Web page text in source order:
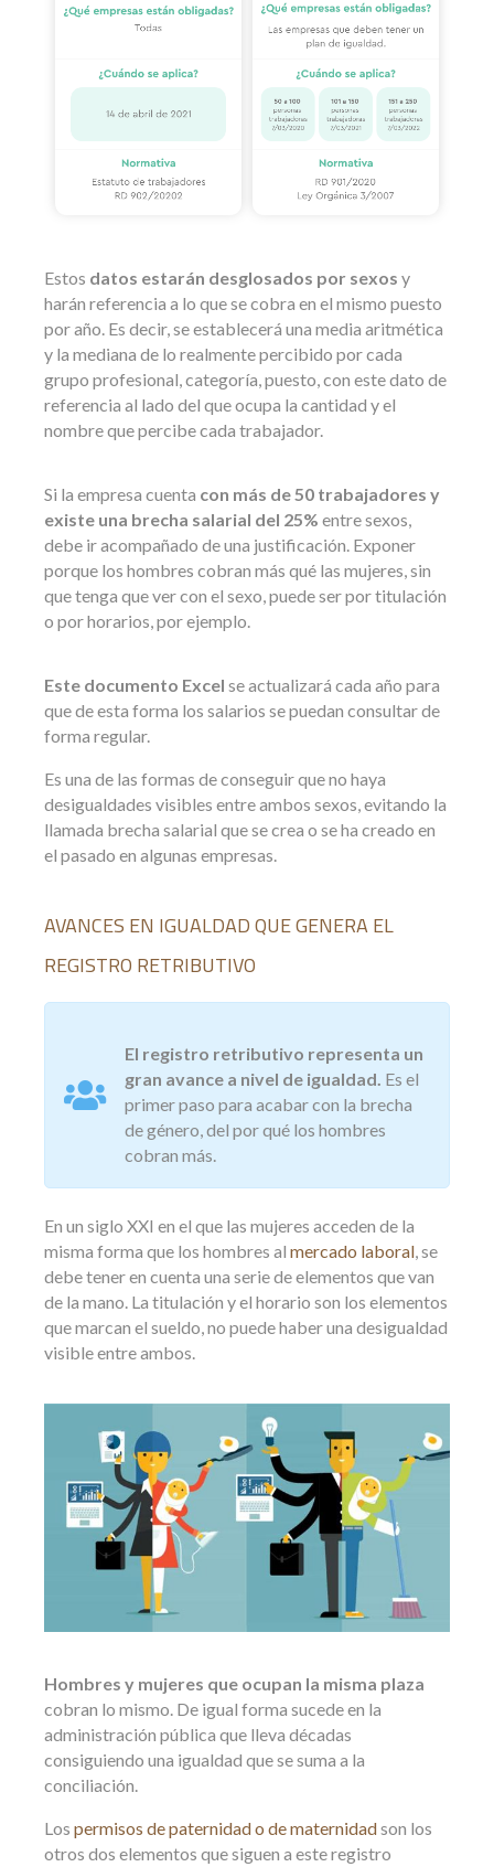
Estos datos estarán desglosados por sexos y
harán referencia a lo que se cobra en el mismo puesto
por año. Es decir, se establecerá una media aritmética
y la mediana de lo realmente percibido por cada
grupo profesional, categoría, puesto, con este dato de
referencia al lado del que ocupa la cantidad y el
nombre que percibe cada trabajador.
Si la empresa cuenta con más de 50 trabajadores y
existe una brecha salarial del 25% entre sexos,
debe ir acompañado de una justificación. Exponer
porque los hombres cobran más qué las mujeres, sin
que tenga que ver con el sexo, puede ser por titulación
o por horarios, por ejemplo.
Este documento Excel se actualizará cada año para
que de esta forma los salarios se puedan consultar de
forma regular.
Es una de las formas de conseguir que no haya
desigualdades visibles entre ambos sexos, evitando la
llamada brecha salarial que se crea o se ha creado en
el pasado en algunas empresas.
AVANCES EN IGUALDAD QUE GENERA EL
REGISTRO RETRIBUTIVO
El registro retributivo representa un
gran avance a nivel de igualdad. Es el
primer paso para acabar con la brecha
de género, del por qué los hombres
cobran más.
En un siglo XXI en el que las mujeres acceden de la
misma forma que los hombres al mercado laboral, se
debe tener en cuenta una serie de elementos que van
de la mano. La titulación y el horario son los elementos
que marcan el sueldo, no puede haber una desigualdad
visible entre ambos.
Hombres y mujeres que ocupan la misma plaza
cobran lo mismo. De igual forma sucede en la
administración pública que lleva décadas
consiguiendo una igualdad que se suma a la
conciliación.
Los permisos de paternidad o de maternidadson los
otros dos elementos que siguen a este registro